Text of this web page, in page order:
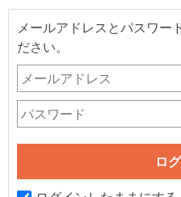
メールアドレスとパスワー
ださい。